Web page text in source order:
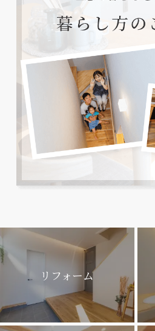
リフォーム